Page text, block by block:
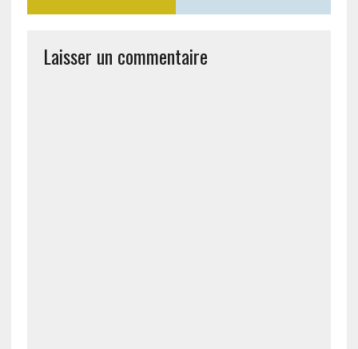
Laisser un commentaire